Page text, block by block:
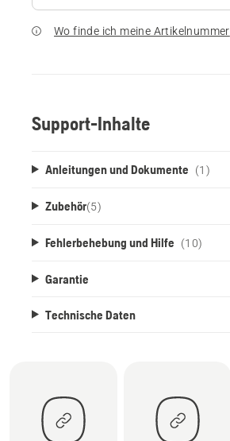
Wo finde ich meine Artikelnummer
Support-Inhalte
Anleitungen und Dokumente (1)
Zubehör(5)
Fehlerbehebung und Hilfe (10)
Garantie
Technische Daten